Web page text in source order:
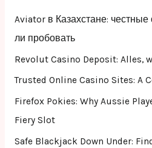
f
o
Aviator в Казахстане: честные
ли пробовать
Revolut Casino Deposit: Alles,
Trusted Online Casino Sites: A
Firefox Pokies: Why Aussie
Fiery Slot
Safe Blackjack Down Under: